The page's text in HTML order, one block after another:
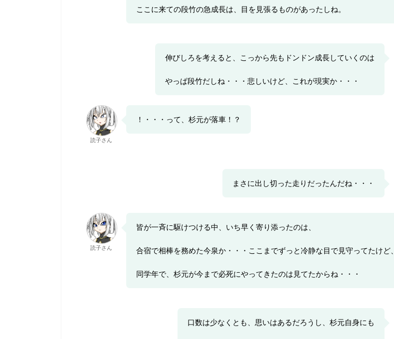
ここに来ての段竹の急成長は、目を見張るものがあったしね。
伸びしろを考えると、こっから先もドンドン成長していくのは
やっぱ段竹だしね・・・悲しいけど、これが現実か・・・
読子さん
！・・・って、杉元が落車！？
まさに出し切った走りだったんだね・・・
読子さん
皆が一斉に駆けつける中、いち早く寄り添ったのは、
合宿で相棒を務めた今泉か・・・ここまでずっと冷静な目で見守ってたけど、
同学年で、杉元が今まで必死にやってきたのは見てたからね・・・
口数は少なくとも、思いはあるだろうし、杉元自身にも